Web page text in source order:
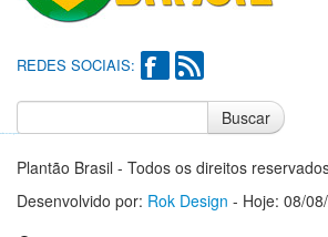
REDES SOCIAIS:
Buscar
Plantão Brasil - Todos os direitos
Desenvolvido por: Rok Design - Hoje: 08/